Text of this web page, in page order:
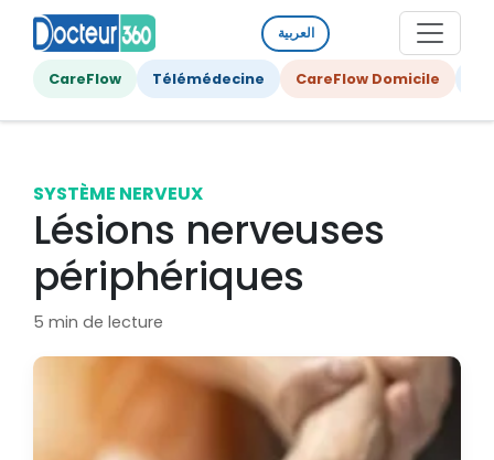
العربية
CareFlow Télémédecine CareFlow Domicile
SYSTÈME NERVEUX
Lésions nerveuses
périphériques
5 min de lecture